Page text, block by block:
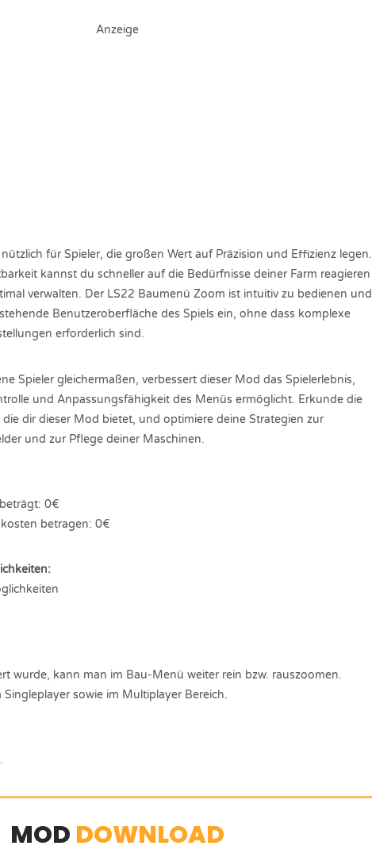
Anzeige
für Spieler, die großen Wert auf Präzision und Effizienz legen.
kannst du schneller auf die Bedürfnisse deiner Farm reagieren
verwalten. Der LS22 Baumenü Zoom ist intuitiv zu bedienen und
Benutzeroberfläche des Spiels ein, ohne dass komplexe
erforderlich sind.
Spieler gleichermaßen, verbessert dieser Mod das Spielerlebnis,
und Anpassungsfähigkeit des Menüs ermöglicht. Erkunde die
dir dieser Mod bietet, und optimiere deine Strategien zur
und zur Pflege deiner Maschinen.
0€
betragen: 0€
wurde, kann man im Bau-Menü weiter rein bzw. rauszoomen.
sowie im Multiplayer Bereich.
MOD DOWNLOAD